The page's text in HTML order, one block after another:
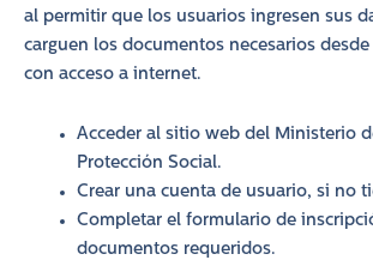
al permitir que los usuarios ingresen sus
carguen los documentos necesarios
con acceso a internet.
Acceder al sitio web del Ministerio
Protección Social.
Crear una cuenta de usuario, si no
Completar el formulario de
documentos requeridos.